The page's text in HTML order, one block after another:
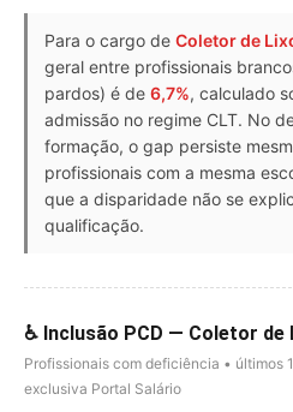
Para o cargo de Coletor de
geral entre profissionais
pardos) é de 6,7%, calculado
admissão no regime CLT. No
formação, o gap persiste
profissionais com a mesma
que a disparidade não se
qualificação.
♿ Inclusão PCD — Coletor
Profissionais com deficiência • últimos
exclusiva Portal Salário